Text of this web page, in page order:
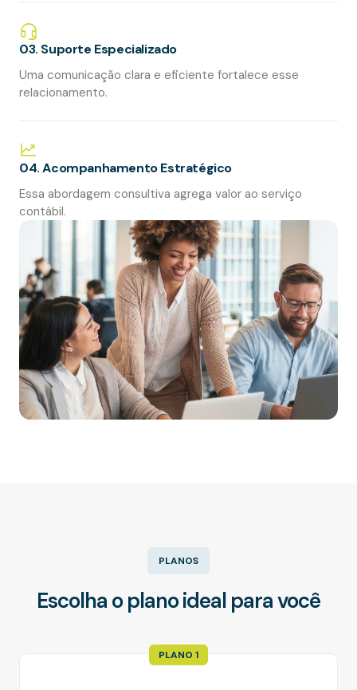
03. Suporte Especializado
Uma comunicação clara e eficiente fortalece esse
relacionamento.
04. Acompanhamento Estratégico
Essa abordagem consultiva agrega valor ao serviço
contábil.
PLANOS
Escolha o plano ideal para você
PLANO 1